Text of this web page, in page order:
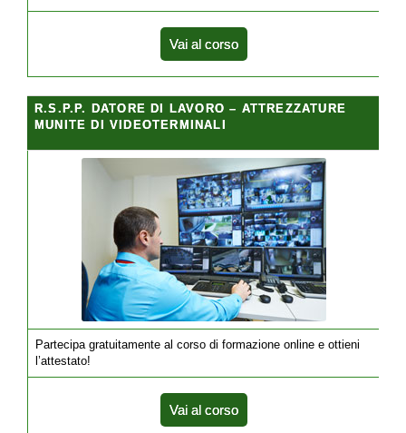
Vai al corso
R.S.P.P. DATORE DI LAVORO – ATTREZZATURE
MUNITE DI VIDEOTERMINALI
Partecipa gratuitamente al corso di formazione online e ottieni
l’attestato!
Vai al corso